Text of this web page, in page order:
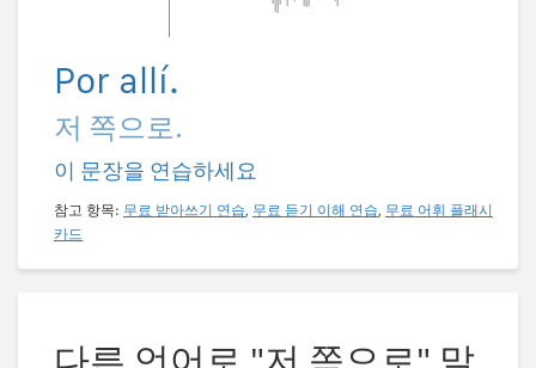
Por allí.
저 쪽으로.
이 문장을 연습하세요
참고 항목: 무료 받아쓰기 연습, 무료 듣기 이해 연습, 무료 어휘 플래시
카드